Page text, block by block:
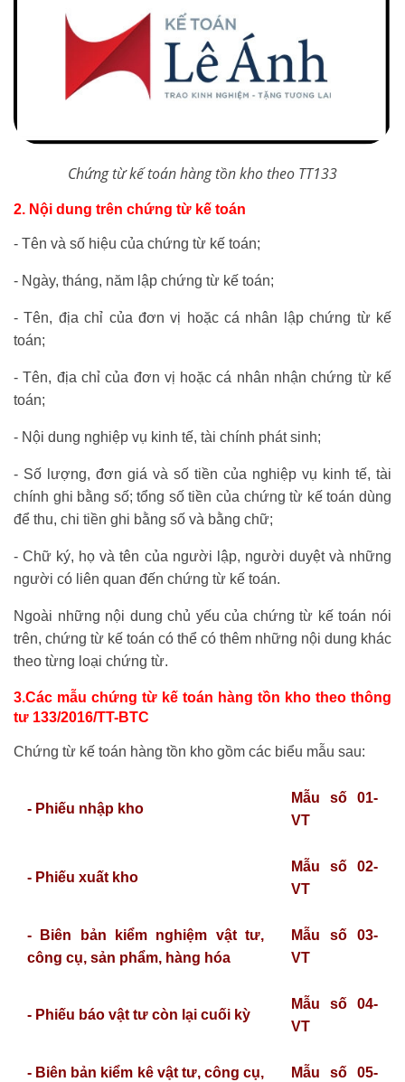
Chứng từ kế toán hàng tồn kho theo TT133
2. Nội dung trên chứng từ kế toán
- Tên và số hiệu của chứng từ kế toán;
- Ngày, tháng, năm lập chứng từ kế toán;
- Tên, địa chỉ của đơn vị hoặc cá nhân lập chứng từ kế
toán;
- Tên, địa chỉ của đơn vị hoặc cá nhân nhận chứng từ kế
toán;
- Nội dung nghiệp vụ kinh tế, tài chính phát sinh;
- Số lượng, đơn giá và số tiền của nghiệp vụ kinh tế, tài
chính ghi bằng số; tổng số tiền của chứng từ kế toán dùng
để thu, chi tiền ghi bằng số và bằng chữ;
- Chữ ký, họ và tên của người lập, người duyệt và những
người có liên quan đến chứng từ kế toán.
Ngoài những nội dung chủ yếu của chứng từ kế toán nói
trên, chứng từ kế toán có thể có thêm những nội dung khác
theo từng loại chứng từ.
3.Các mẫu chứng từ kế toán hàng tồn kho theo thông
tư 133/2016/TT-BTC
Chứng từ kế toán hàng tồn kho gồm các biểu mẫu sau:
- Phiếu nhập kho
Mẫu số 01-
VT
- Phiếu xuất kho
Mẫu số 02-
VT
- Biên bản kiểm nghiệm vật tư,
công cụ, sản phẩm, hàng hóa
Mẫu số 03-
VT
- Phiếu báo vật tư còn lại cuối kỳ
Mẫu số 04-
VT
- Biên bản kiểm kê vật tư, công cụ,
Mẫu số 05-